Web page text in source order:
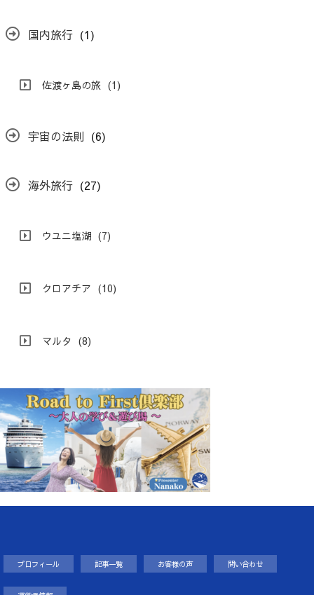
国内旅行 (1)
佐渡ヶ島の旅 (1)
宇宙の法則 (6)
海外旅行 (27)
ウユニ塩湖 (7)
クロアチア (10)
マルタ (8)
プロフィール 記事一覧 お客様の声 問い合わせ